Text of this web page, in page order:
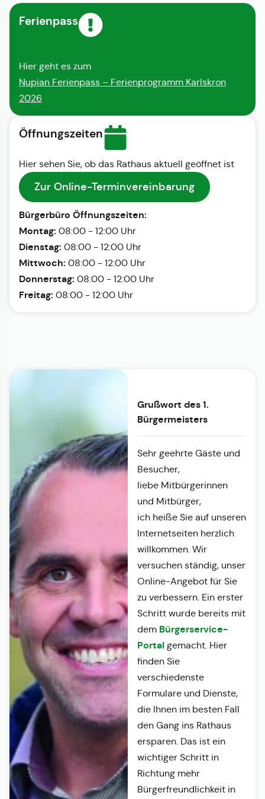
Ferienpass
Hier geht es zum
Nupian Ferienpass – Ferienprogramm Karlskron
2026
Öffnungszeiten
Hier sehen Sie, ob das Rathaus aktuell geöffnet ist
Zur Online-Terminvereinbarung
Bürgerbüro Öffnungszeiten:
Montag: 08:00 - 12:00 Uhr
Dienstag: 08:00 - 12:00 Uhr
Mittwoch: 08:00 - 12:00 Uhr
Donnerstag: 08:00 - 12:00 Uhr
Freitag: 08:00 - 12:00 Uhr
Grußwort des 1.
Bürgermeisters
Sehr geehrte Gäste und
Besucher,
liebe Mitbürgerinnen
und Mitbürger,
ich heiße Sie auf unseren
Internetseiten herzlich
willkommen. Wir
versuchen ständig, unser
Online-Angebot für Sie
zu verbessern. Ein erster
Schritt wurde bereits mit
dem Bürgerservice-
Portalgemacht. Hier
finden Sie
verschiedenste
Formulare und Dienste,
die Ihnen im besten Fall
den Gang ins Rathaus
ersparen. Das ist ein
wichtiger Schritt in
Richtung mehr
Bürgerfreundlichkeit in